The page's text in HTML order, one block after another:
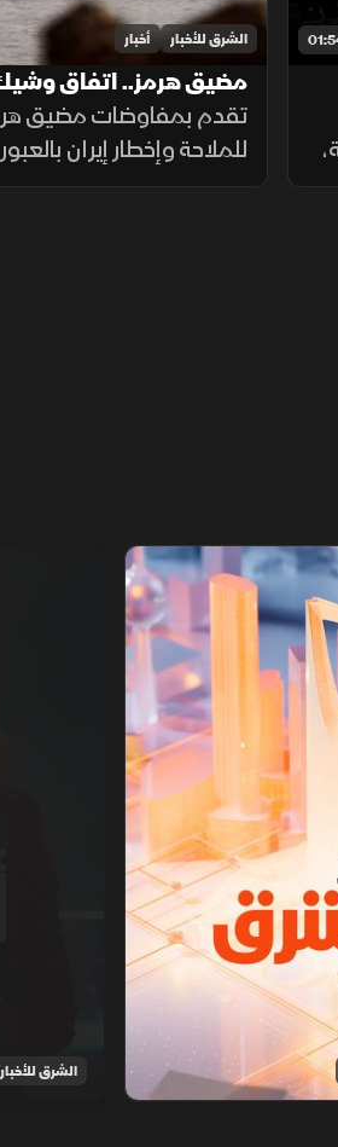
الشرق للأخبار أخبار
مضيق هرمز.. اتفاق
الملاحة
تقدم بمفاوضات مضيق
للملاحة وإخطار إيران
لـ60 يوماً لعودة
الشرق للأخبار